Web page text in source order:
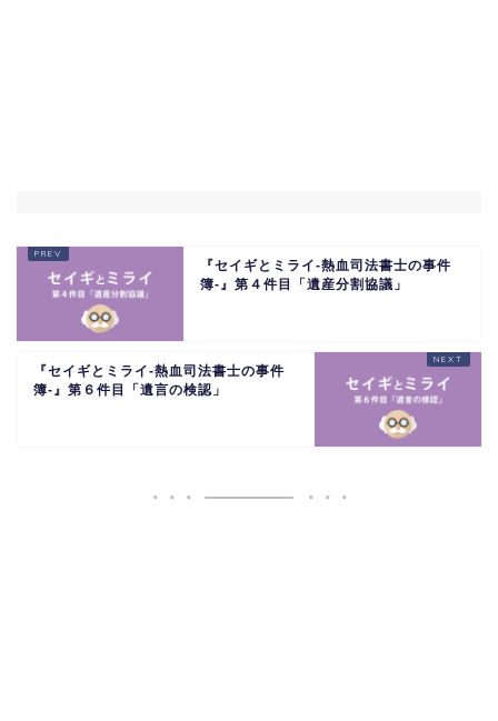
『セイギとミライ-熱血司法書士の事件
簿-』第４件目「遺産分割協議」
『セイギとミライ-熱血司法書士の事件
簿-』第６件目「遺言の検認」